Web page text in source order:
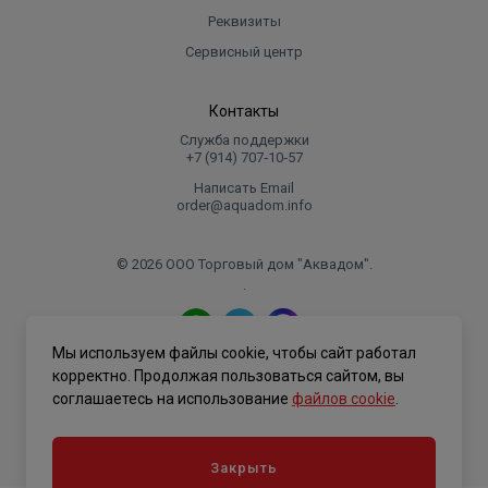
0.003686
Реквизиты
Сервисный центр
Контакты
Служба поддержки
+7 (914) 707‑10‑57
Написать Email
order@aquadom.info
© 2026 ООО Торговый дом "Аквадом".
.
Политика конфиденциальности
Мы используем файлы cookie, чтобы сайт работал
корректно. Продолжая пользоваться сайтом, вы
соглашаетесь на использование файлов cookie
Закрыть